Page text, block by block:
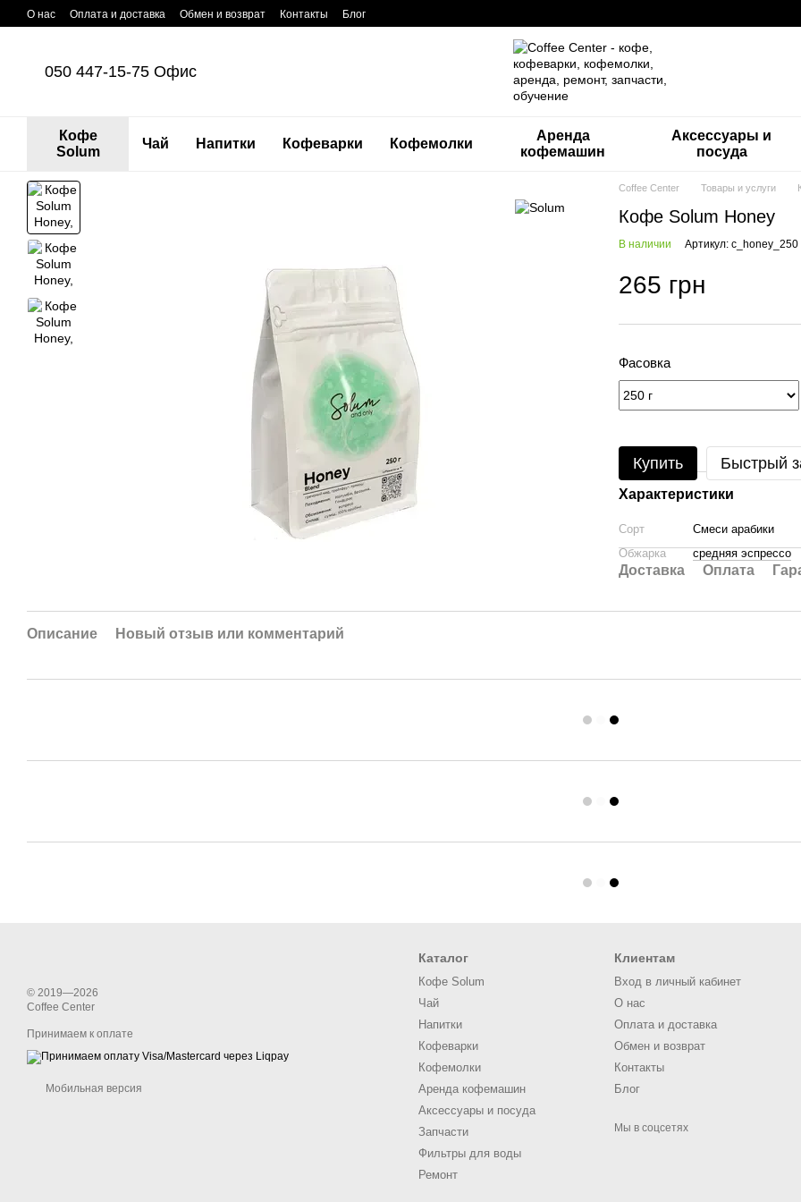
Перейти к основному контенту
О нас Оплата и доставка Обмен и возврат Контакты Блог
050 447-15-75 Офис
Кофе
Solum
Чай Напитки Кофеварки Кофемолки
Аренда
кофемашин
Аксессуары и
посуда
Coffee Center Товары и услуги
Кофе Solum Honey
В наличии Артикул: c_honey_250
265 грн
Фасовка
Купить Быстрый
Характеристики
Сорт
Смеси арабики
Обжарка
средняя эспрессо
Доставка Оплата
Описание Новый отзыв или комментарий
© 2019—2026
Coffee Center
Принимаем к оплате
Мобильная версия
Каталог
Кофе Solum
Чай
Напитки
Кофеварки
Кофемолки
Аренда кофемашин
Аксессуары и посуда
Запчасти
Фильтры для воды
Ремонт
Клиентам
Вход в личный кабинет
О нас
Оплата и доставка
Обмен и возврат
Контакты
Блог
Мы в соцсетях